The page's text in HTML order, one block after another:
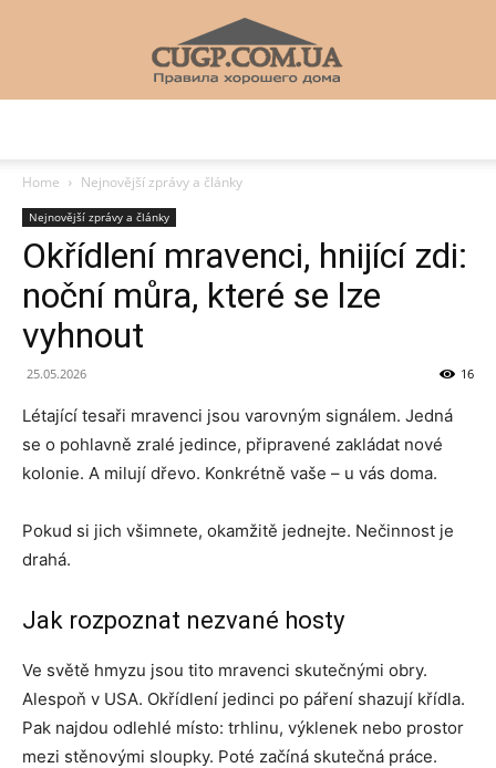
Home Nejnovější zprávy a články
Nejnovější zprávy a články
Okřídlení mravenci, hnijící zdi:
noční můra, které se lze
vyhnout
25.05.2026 16
Létající tesaři mravenci jsou varovným signálem. Jedná
se o pohlavně zralé jedince, připravené zakládat nové
kolonie. A milují dřevo. Konkrétně vaše – u vás doma.
Pokud si jich všimnete, okamžitě jednejte. Nečinnost je
drahá.
Jak rozpoznat nezvané hosty
Ve světě hmyzu jsou tito mravenci skutečnými obry.
Alespoň v USA. Okřídlení jedinci po páření shazují křídla.
Pak najdou odlehlé místo: trhlinu, výklenek nebo prostor
mezi stěnovými sloupky. Poté začíná skutečná práce.